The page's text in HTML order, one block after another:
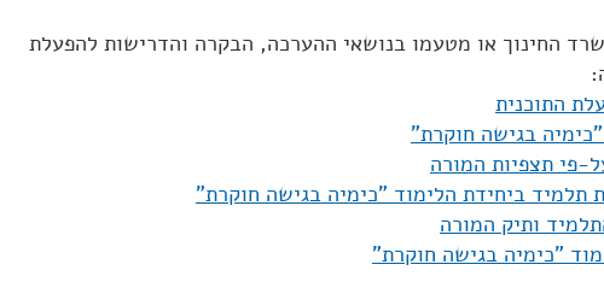
החינוך או מטעמו בנושאי ההערכה, הבקרה והדרישות להפעלת
התוכנית
בגישה חוקרת"
פי תצפיות המורה
ביחידת הלימוד "כימיה בגישה חוקרת"
ותיק המורה
"כימיה בגישה חוקרת"